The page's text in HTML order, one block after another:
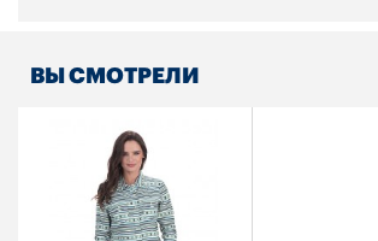
ВЫ СМОТРЕЛИ